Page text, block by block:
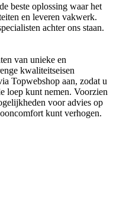
beste oplossing waar het
en leveren vakwerk.
achter ons staan.
van unieke en
kwaliteitseisen
Topwebshop aan, zodat u
loep kunt nemen. Voorzien
voor advies op
kunt verhogen.